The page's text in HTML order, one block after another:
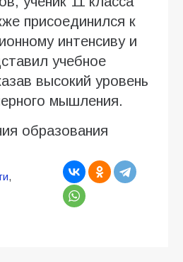
присоединился к
интенсиву и
учебное
высокий уровень
мышления.
образования
,